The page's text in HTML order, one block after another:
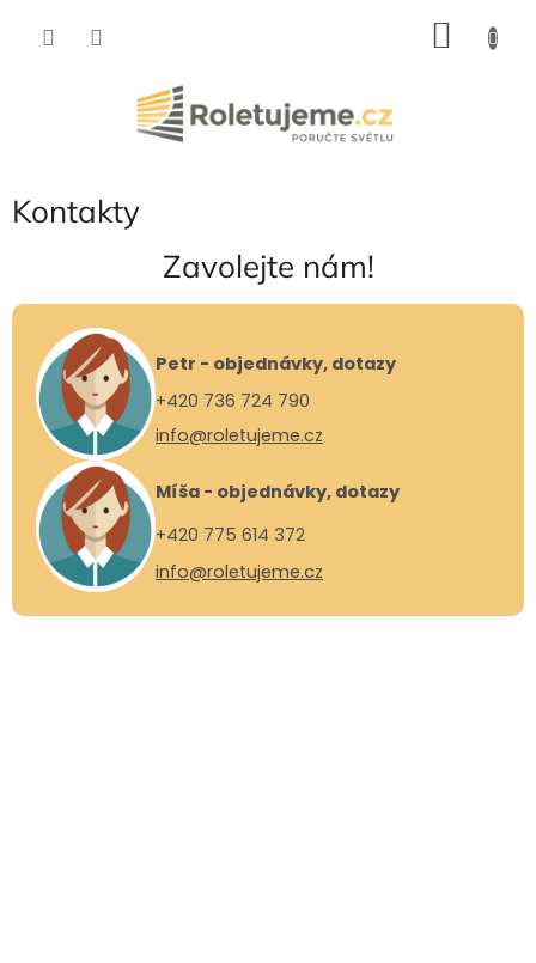
Kontakty
Zavolejte nám!
Petr - objednávky, dotazy
+420 736 724 790
info@roletujeme.cz
Míša - objednávky, dotazy
+420 775 614 372
info@roletujeme.cz